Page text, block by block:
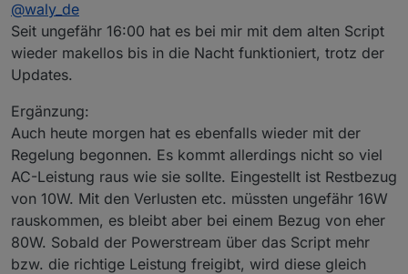
@waly_de
Seit ungefähr 16:00 hat es bei mir mit dem alten Script
wieder makellos bis in die Nacht funktioniert, trotz der
Updates.
Ergänzung:
Auch heute morgen hat es ebenfalls wieder mit der
Regelung begonnen. Es kommt allerdings nicht so viel
AC-Leistung raus wie sie sollte. Eingestellt ist Restbezug
von 10W. Mit den Verlusten etc. müssten ungefähr 16W
rauskommen, es bleibt aber bei einem Bezug von eher
80W. Sobald der Powerstream über das Script mehr
bzw. die richtige Leistung freigibt, wird diese gleich